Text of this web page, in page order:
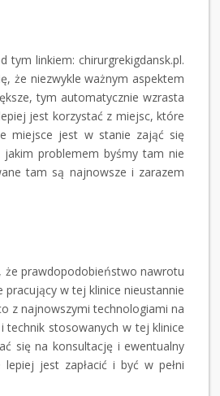
tym linkiem: chirurgrekigdansk.pl.
że niezwykle ważnym aspektem
tym automatycznie wzrasta
jest korzystać z miejsc, które
miejsce jest w stanie zająć się
problemem byśmy tam nie
tam są najnowsze i zarazem
że prawdopodobieństwo nawrotu
w tej klinice nieustannie
z najnowszymi technologiami na
technik stosowanych w tej klinice
się na konsultację i ewentualny
jest zapłacić i być w pełni